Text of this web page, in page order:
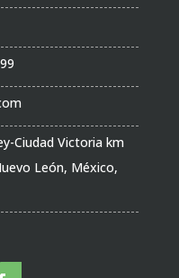
Ciudad Victoria km
León, México,